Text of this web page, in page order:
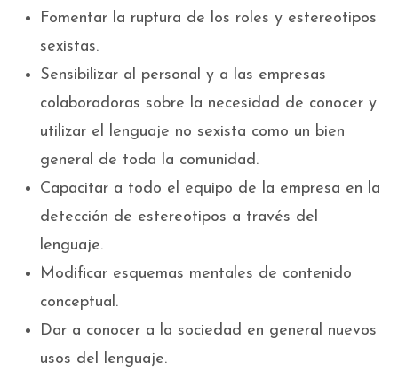
Fomentar la ruptura de los roles y estereotipos
sexistas.
Sensibilizar al personal y a las empresas
colaboradoras sobre la necesidad de conocer y
utilizar el lenguaje no sexista como un bien
general de toda la comunidad.
Capacitar a todo el equipo de la empresa en la
detección de estereotipos a través del
lenguaje.
Modificar esquemas mentales de contenido
conceptual.
Dar a conocer a la sociedad en general nuevos
usos del lenguaje.